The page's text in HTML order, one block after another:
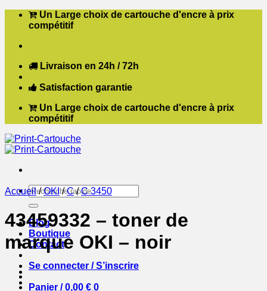
Passer Un Large choix de cartouche d'encre à prix
compétitif
Livraison en 24h / 72h
Satisfaction garantie
Un Large choix de cartouche d'encre à prix
compétitif
Recherche
pour :
Blog
Boutique
Contact
Se connecter / S’inscrire
Panier /0,00 € 0
Accueil / OKI / C / C 3450
43459332 – toner de
marque OKI – noir